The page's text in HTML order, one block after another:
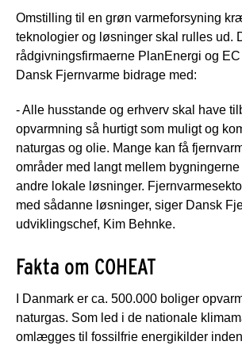
Omstilling til en grøn varmeforsyning
teknologier og løsninger skal rulles ud.
rådgivningsfirmaerne PlanEnergi og
Dansk Fjernvarme bidrage med:
- Alle husstande og erhverv skal have
opvarmning så hurtigt som muligt og
naturgas og olie. Mange kan få
områder med langt mellem
andre lokale løsninger.
med sådanne løsninger, siger Dansk
udviklingschef, Kim Behnke.
Fakta om COHEAT
I Danmark er ca. 500.000 boliger
naturgas. Som led i de nationale
omlægges til fossilfrie energikilder